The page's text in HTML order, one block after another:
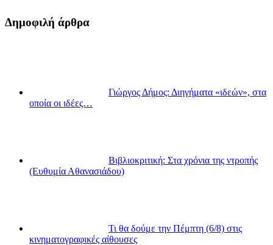
Δημοφιλή άρθρα
Γιώργος Δήμος: Διηγήματα «ιδεών», στα
οποία οι ιδέες…
Βιβλιοκριτική: Στα χρόνια της ντροπής
(Ευθυμία Αθανασιάδου)
Τι θα δούμε την Πέμπτη (6/8) στις
κινηματογραφικές αίθουσες